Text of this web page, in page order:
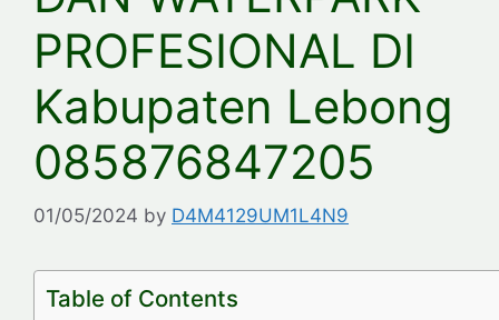
PROFESIONAL DI
Kabupaten Lebong
085876847205
01/05/2024 by D4M4129UM1L4N9
Table of Contents